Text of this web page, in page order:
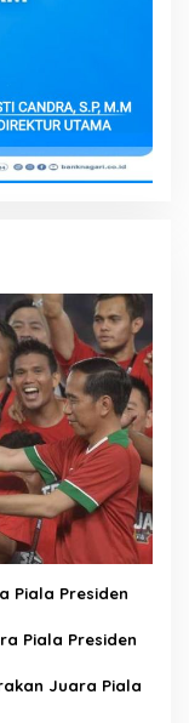
Piala Presiden
Piala Presiden
Juara Piala